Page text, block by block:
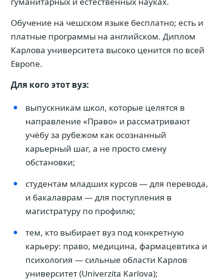
Обучение на чешском языке бесплатно; есть и
платные программы на английском. Диплом
Карлова университета высоко ценится по всей
Европе.
Для кого этот вуз:
выпускникам школ, которые целятся в
направление «Право» и рассматривают
учёбу за рубежом как осознанный
карьерный шаг, а не просто смену
обстановки;
студентам младших курсов — для перевода,
и бакалаврам — для поступления в
магистратуру по профилю;
тем, кто выбирает вуз под конкретную
карьеру: право, медицина, фармацевтика и
психология — сильные области Карлов
университет (Univerzita Karlova);